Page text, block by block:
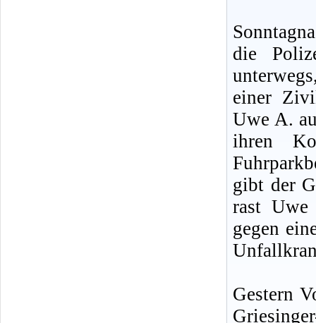
die
einer
Uwe A.
ihren
gibt der
rast Uwe
gegen
Gestern